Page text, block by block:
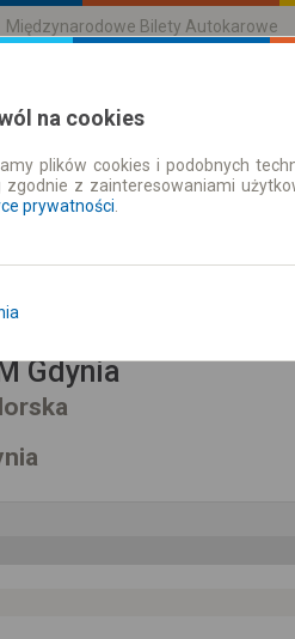
Międzynarodowe Bilety Autokarowe
Rozkład Jazdy | Bilety
Gdynia
na cookies
plików cookies i podobnych
zgodnie z zainteresowaniami
prywatności